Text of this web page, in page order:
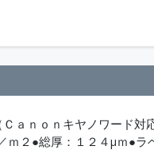
ａｎｏｎキヤノワード
ｍ２●総厚：１２４μｍ●